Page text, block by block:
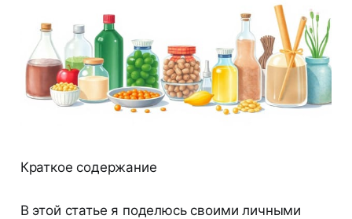
Краткое содержание
В этой статье я поделюсь своими личными